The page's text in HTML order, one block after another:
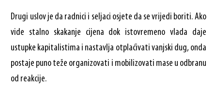
Drugi uslov je da radnici i seljaci osjete da se vrijedi boriti. Ako
vide stalno skakanje cijena dok istovremeno vlada daje
ustupke kapitalistima i nastavlja otplaćivati vanjski dug, onda
postaje puno teže organizovati i mobilizovati mase u odbranu
od reakcije.